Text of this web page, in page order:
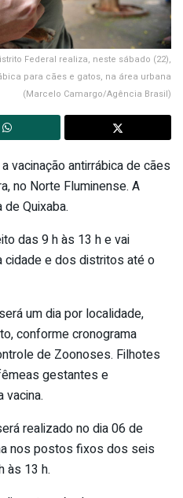
Federal realiza, neste sábado (22),
para cães e gatos, na área urbana
(Marcelo Camargo/Agência Brasil)
vacinação antirrábica de cães
no Norte Fluminense. A
Quixaba.
das 9 h às 13 h e vai
e dos distritos até o
um dia por localidade,
conforme cronograma
de Zoonoses. Filhotes
gestantes e
vacina.
realizado no dia 06 de
nos postos fixos dos seis
às 13 h.